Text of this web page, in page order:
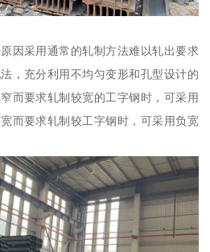
因采用通常的轧制方法难以轧出要求
，充分利用不均匀变形和孔型设计的
而要求轧制较宽的工字钢时，可采用
而要求轧制较工字钢时，可采用负宽